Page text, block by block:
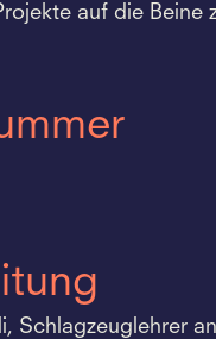
auf die Beine
Schlagzeuglehrer